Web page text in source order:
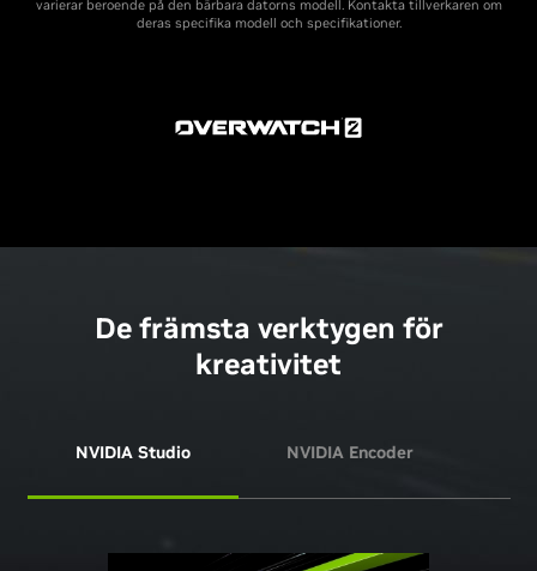
varierar beroende på den bärbara datorns modell. Kontakta tillverkaren om
deras specifika modell och specifikationer.
De främsta verktygen för
kreativitet
NVIDIA Studio NVIDIA Encoder